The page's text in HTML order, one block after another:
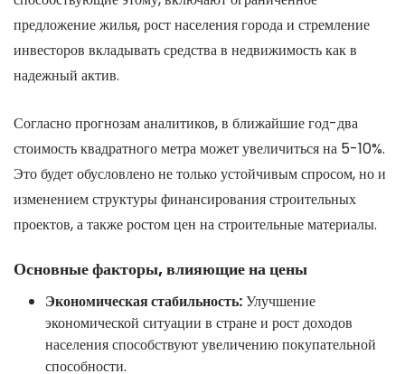
предложение жилья, рост населения города и стремление
инвесторов вкладывать средства в недвижимость как в
надежный актив.
Согласно прогнозам аналитиков, в ближайшие год-два
стоимость квадратного метра может увеличиться на 5-10%.
Это будет обусловлено не только устойчивым спросом, но и
изменением структуры финансирования строительных
проектов, а также ростом цен на строительные материалы.
Основные факторы, влияющие на цены
Экономическая стабильность:Улучшение
экономической ситуации в стране и рост доходов
населения способствуют увеличению покупательной
способности.